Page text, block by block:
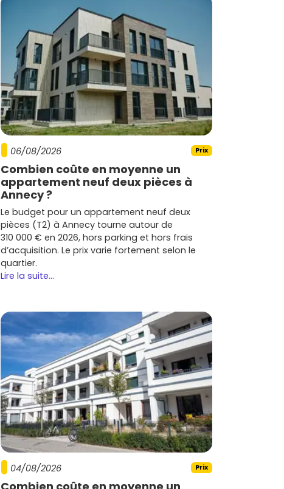
06/08/2026 Prix
Combien coûte en moyenne un
appartement neuf deux pièces à
Annecy ?
Le budget pour un appartement neuf deux
pièces (T2) à Annecy tourne autour de
310 000 € en 2026, hors parking et hors frais
d’acquisition. Le prix varie fortement selon le
quartier.
Lire la suite...
04/08/2026 Prix